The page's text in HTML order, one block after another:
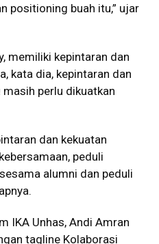
positioning buah itu,” ujar
memiliki kepintaran dan
kata dia, kepintaran dan
perlu dikuatkan
dan kekuatan
peduli
alumni dan peduli
IKA Unhas, Andi Amran
tagline Kolaborasi